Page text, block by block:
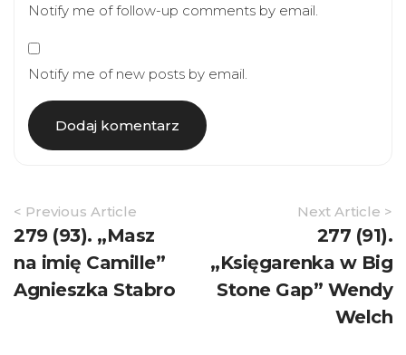
Notify me of follow-up comments by email.
Notify me of new posts by email.
Article
Navigation
< Previous Article
279 (93). „Masz
na imię Camille”
Agnieszka Stabro
Next Article >
277 (91).
„Księgarenka w Big
Stone Gap” Wendy
Welch